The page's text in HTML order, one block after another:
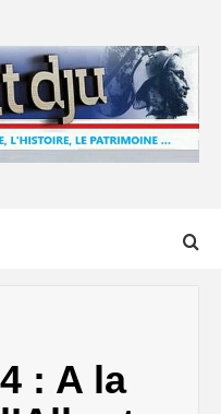
: A la